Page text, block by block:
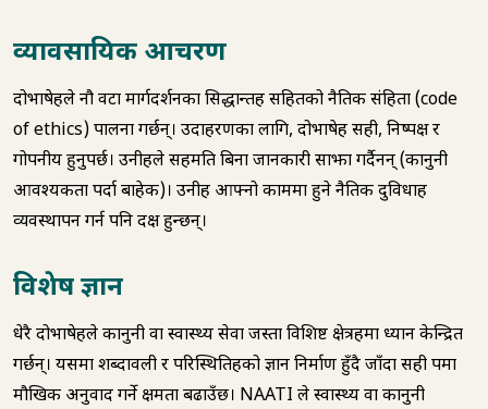
व्यावसायिक आचरण
दोभाषेहरूले नौ वटा मार्गदर्शनका सिद्धान्तहरू सहितको नैतिक संहिता (code
of ethics) पालना गर्छन्। उदाहरणका लागि, दोभाषेहरू सही, निष्पक्ष र
गोपनीय हुनुपर्छ। उनीहरूले सहमति बिना जानकारी साझा गर्दैनन् (कानुनी
आवश्यकता पर्दा बाहेक)। उनीहरू आफ्नो काममा हुने नैतिक दुविधाहरू
व्यवस्थापन गर्न पनि दक्ष हुन्छन्।
विशेष ज्ञान
धेरै दोभाषेहरूले कानुनी वा स्वास्थ्य सेवा जस्ता विशिष्ट क्षेत्रहरूमा ध्यान केन्द्रित
गर्छन्। यसमा शब्दावली र परिस्थितिहरूको ज्ञान निर्माण हुँदै जाँदा सही रूपमा
मौखिक अनुवाद गर्ने क्षमता बढाउँछ। NAATI ले स्वास्थ्य वा कानुनी